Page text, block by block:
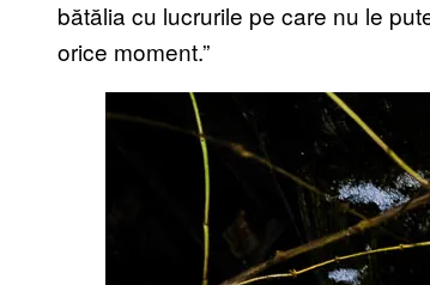
bătălia cu lucrurile pe care nu le
orice moment.”